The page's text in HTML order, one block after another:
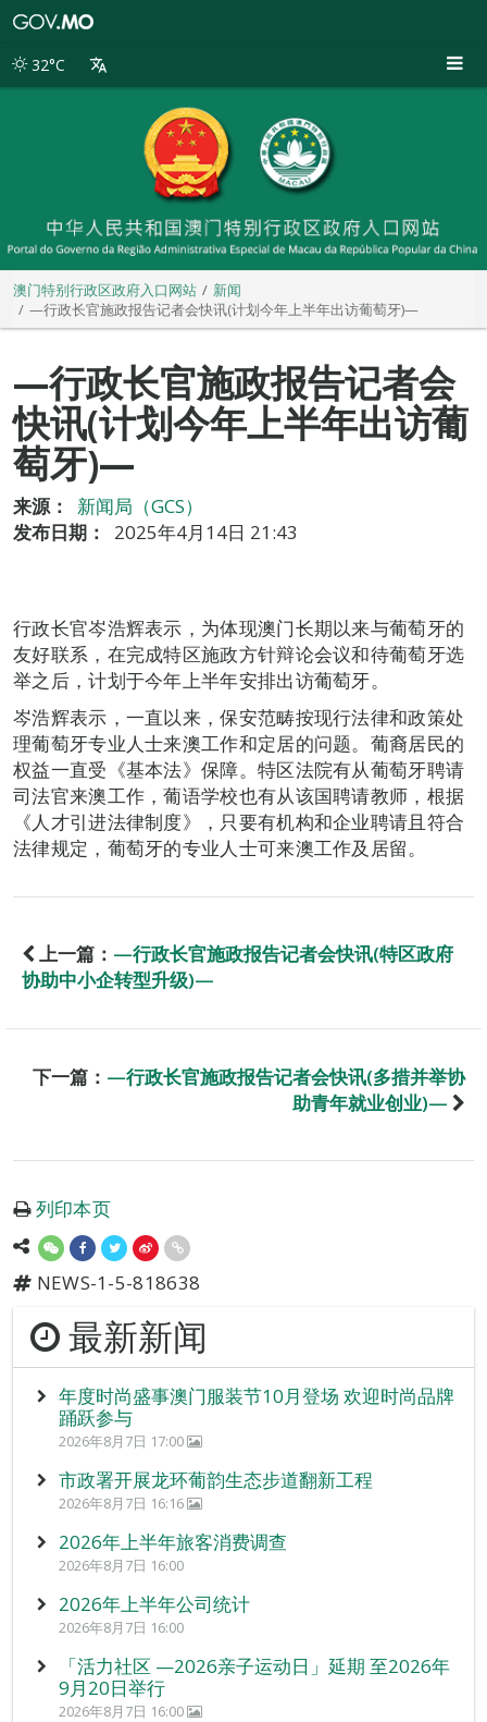
别
32°C
澳门特别行政区政府入口网站
新闻
—行政长官施政报告记者会快讯(计划今年上半年出访葡萄牙)—
—行政长官施政报告记者会
快讯(计划今年上半年出访葡
萄牙)—
来源：
新闻局（GCS）
发布日期：
2025年4月14日 21:43
行政长官岑浩辉表示，为体现澳门长期以来与葡萄牙的
友好联系，在完成特区施政方针辩论会议和待葡萄牙选
举之后，计划于今年上半年安排出访葡萄牙。
岑浩辉表示，一直以来，保安范畴按现行法律和政策处
理葡萄牙专业人士来澳工作和定居的问题。葡裔居民的
权益一直受《基本法》保障。特区法院有从葡萄牙聘请
司法官来澳工作，葡语学校也有从该国聘请教师，根据
《人才引进法律制度》，只要有机构和企业聘请且符合
法律规定，葡萄牙的专业人士可来澳工作及居留。
上一篇： —行政长官施政报告记者会快讯(特区政府
协助中小企转型升级)—
下一篇： —行政长官施政报告记者会快讯(多措并举协
助青年就业创业)—
列印本页
NEWS-1-5-818638
最新新闻
年度时尚盛事澳门服装节10月登场 欢迎时尚品牌
踊跃参与
2026年8月7日 17:00
市政署开展龙环葡韵生态步道翻新工程
2026年8月7日 16:16
2026年上半年旅客消费调查
2026年8月7日 16:00
2026年上半年公司统计
2026年8月7日 16:00
「活力社区 —2026亲子运动日」延期 至2026年
9月20日举行
2026年8月7日 16:00